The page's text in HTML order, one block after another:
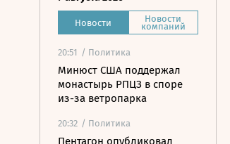
Новости Новости
компаний
20:51 / Политика
Минюст США поддержал
монастырь РПЦЗ в споре
из-за ветропарка
20:32 / Политика
Пентагон опубликовал